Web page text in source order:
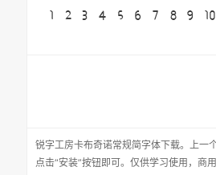
锐字工房卡布奇诺常规简字体下载。 上一个
点击“安装”按钮即可。仅供学习使用，商